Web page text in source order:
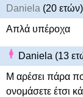
Daniela (20
Απλά υπέροχα
Daniela (13
Μ αρέσει πάρα
ονομάσετε έτσι